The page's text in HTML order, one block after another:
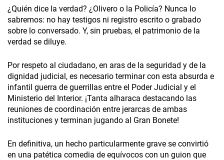
¿Quién dice la verdad? ¿Olivero o la Policía? Nunca lo
sabremos: no hay testigos ni registro escrito o grabado
sobre lo conversado. Y, sin pruebas, el patrimonio de la
verdad se diluye.
Por respeto al ciudadano, en aras de la seguridad y de la
dignidad judicial, es necesario terminar con esta absurda e
infantil guerra de guerrillas entre el Poder Judicial y el
Ministerio del Interior. ¡Tanta alharaca destacando las
reuniones de coordinación entre jerarcas de ambas
instituciones y terminan jugando al Gran Bonete!
En definitiva, un hecho particularmente grave se convirtió
en una patética comedia de equívocos con un guion que